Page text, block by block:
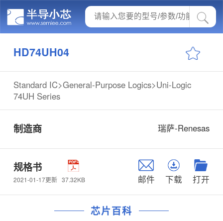
HD74UH04
Standard IC>General-Purpose Logics>Uni-Logic
74UH Series
制造商 瑞萨-Renesas
规格书
2021-01-17更新 37.32KB 邮件 下载 打开
芯片百科